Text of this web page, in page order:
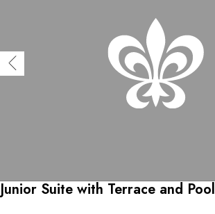
Junior Suite with Terrace and Pool